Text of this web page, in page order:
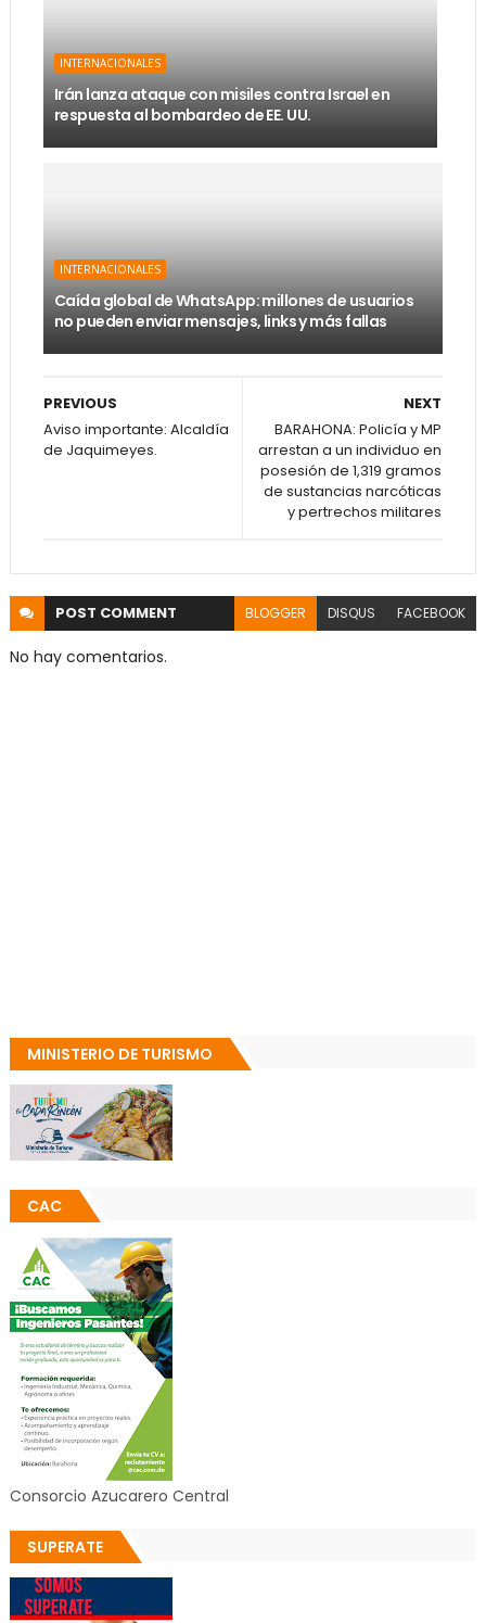
INTERNACIONALES
Irán lanza ataque con misiles contra Israel en
respuesta al bombardeo de EE. UU.
INTERNACIONALES
Caída global de WhatsApp: millones de usuarios
no pueden enviar mensajes, links y más fallas
NEXT
BARAHONA: Policía y MP
arrestan a un individuo en
posesión de 1,319 gramos
de sustancias narcóticas
y pertrechos militares
PREVIOUS
Aviso importante: Alcaldía
de Jaquimeyes.
POST COMMENT BLOGGER DISQUS FACEBOOK
No hay comentarios.
MINISTERIO DE TURISMO
CAC
Consorcio Azucarero Central
SUPERATE